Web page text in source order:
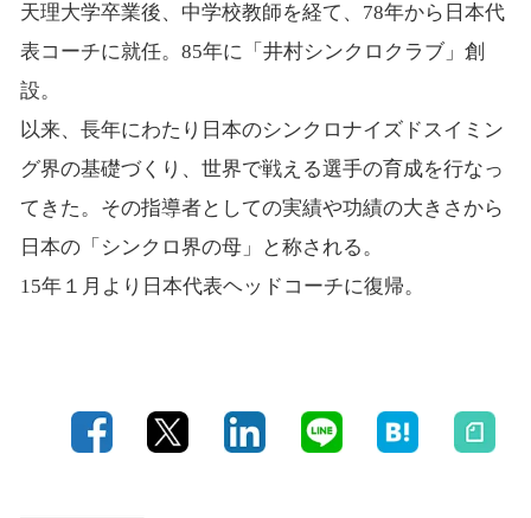
天理大学卒業後、中学校教師を経て、78年から日本代
表コーチに就任。85年に「井村シンクロクラブ」創
設。
以来、長年にわたり日本のシンクロナイズドスイミン
グ界の基礎づくり、世界で戦える選手の育成を行なっ
てきた。その指導者としての実績や功績の大きさから
日本の「シンクロ界の母」と称される。
15年１月より日本代表ヘッドコーチに復帰。